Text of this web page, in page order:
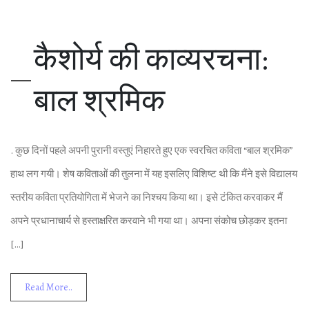
कैशोर्य की काव्‍यरचना:
बाल श्रम‍िक
. कुछ द‍िनों पहले अपनी पुरानी वस्‍तुएं न‍िहारते हुए एक स्‍वरच‍ित कव‍िता “बाल श्रम‍िक”
हाथ लग गयी। शेष कव‍िताओं की तुलना में यह इसल‍िए व‍िश‍िष्‍ट थी क‍ि मैंने इसे व‍िद्यालय
स्‍तरीय कव‍िता प्रत‍ियोग‍िता में भेजने का न‍िश्‍चय क‍िया था। इसे टंक‍ित करवाकर मैं
अपने प्रधानाचार्य से हस्‍ताक्षर‍ित करवाने भी गया था। अपना संकोच छोड़कर इतना
[…]
Read More..